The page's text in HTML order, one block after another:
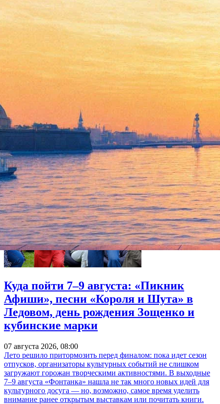
29 июля 2016, пятница
Эрмитаж представляет энциклопедию наготы
Новый сезон «Чёрного зеркала» появится в октябре 2016
Вышла в свет книга художника-акциониста Петра
«Рай» Кончаловского поборется за золотого венецианского
Jazz», концерты на крышах
Архив предыдущих материалов
Куда пойти 7–9 августа: «Пикник
Афиши», песни «Короля и Шута» в
Ледовом, день рождения Зощенко и
кубинские марки
07 августа 2026, 08:00
Лето решило притормозить перед финалом: пока идет сезон
отпусков, организаторы культурных событий не слишком
загружают горожан творческими активностями. В выходные
7–9 августа «Фонтанка» нашла не так много новых идей для
культурного досуга — но, возможно, самое время уделить
внимание ранее открытым выставкам или почитать книги.